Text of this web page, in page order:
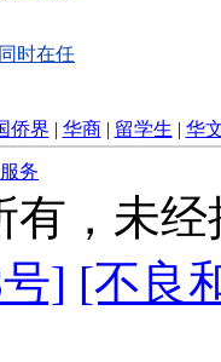
时在任
侨界 | 华商| 留学生 | 华
务
有，未
] [不良